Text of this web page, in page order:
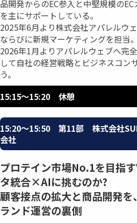
品開発からのEC参入と中堅規模の
を主にサポートしている。
2025年6月より株式会社アパレルウ
ならびに新規マーケティングを担当。
2026年1月よりアパレルウェブへ完
して自社の経営戦略とビジネスコン
う。
15:15〜15:20 休憩
15:20〜15:50 第11部 株式会社
会社
プロテイン市場No.1を目指
タ統合×AIに挑むのか?
顧客接点の拡大と商品開発
ランド運営の裏側